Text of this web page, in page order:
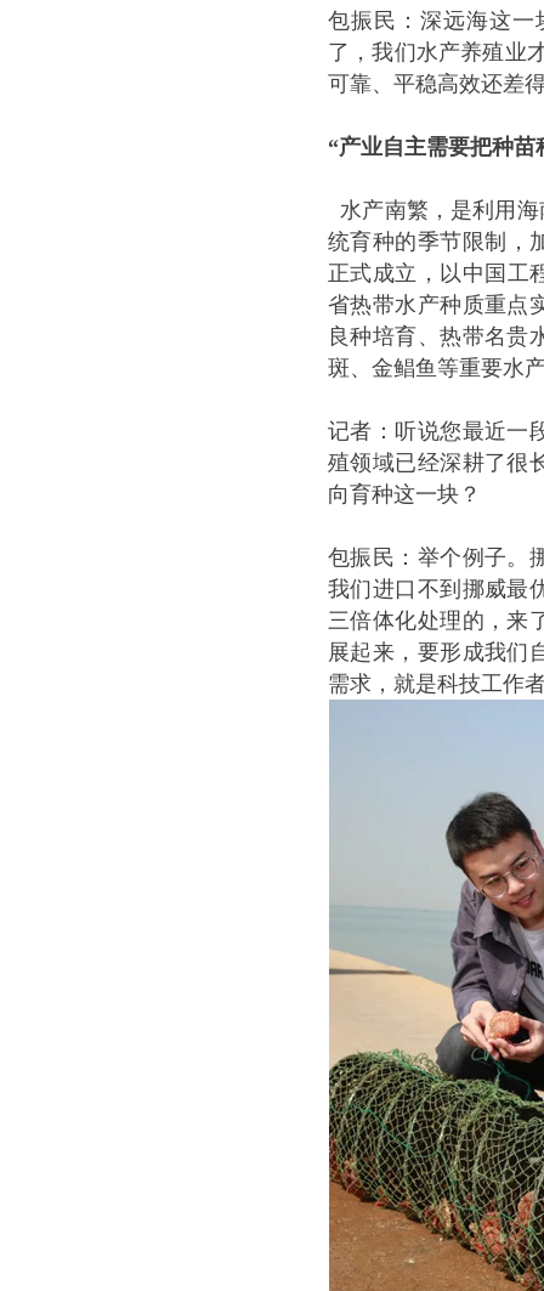
包振民：深远海这一
了，我们水产养殖业
可靠、平稳高效还差
“产业自主需要把种
水产南繁，是利用
统育种的季节限制，
正式成立，以中国工
省热带水产种质重点
良种培育、热带名贵
斑、金鲳鱼等重要水
记者：听说您最近一
殖领域已经深耕了很
向育种这一块？
包振民：举个例子。
我们进口不到挪威最
三倍体化处理的，来
展起来，要形成我们
需求，就是科技工作